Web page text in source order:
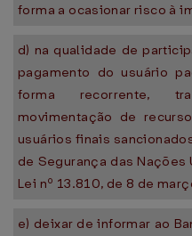
forma a ocasionar risco à
d) na qualidade de
pagamento do usuário
forma recorrente,
movimentação de
usuários finais
de Segurança das
Lei nº 13.810, de 8 de
e) deixar de informar ao